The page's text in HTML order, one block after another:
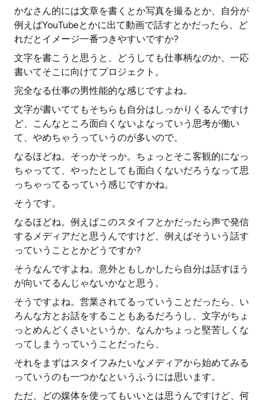
かなさん的には文章を書くとか写真を撮るとか、自分が
例えばYouTubeとかに出て動画で話すとかだったら、ど
れだとイメージ一番つきやすいですか?
文字を書こうと思うと、どうしても仕事柄なのか、一応
書いてそこに向けてプロジェクト。
完全なる仕事の男性能的な感じですよね。
文字が書いててもそちらも自分はしっかりくるんですけ
ど、こんなところ面白くないよなっていう思考が働い
て、やめちゃうっていうのが多いので。
なるほどね。そっかそっか。ちょっとそこ客観的になっ
ちゃってて、やったとしても面白くないだろうなって思
っちゃってるっていう感じですかね。
そうです。
なるほどね。例えばこのスタイフとかだったら声で発信
するメディアだと思うんですけど、例えばそういう話す
っていうこととかどうですか?
そうなんですよね。意外ともしかしたら自分は話すほう
が向いてるんじゃないかなと思う。
そうですよね。営業されてるっていうことだったら、い
ろんな方とお話をすることもあるだろうし、文字がちょ
っとめんどくさいというか、なんかちょっと堅苦しくな
ってしまうっていうことだったら、
それをまずはスタイフみたいなメディアから始めてみる
っていうのも一つかなというふうには思います。
ただ、どの媒体を使ってもいいとは思うんですけど、何